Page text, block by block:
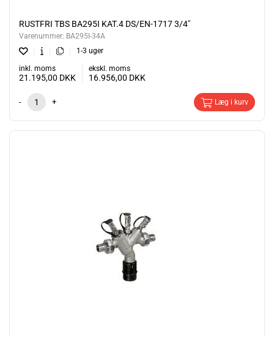
RUSTFRI TBS BA295I KAT.4 DS/EN-1717 3/4"
Varenummer: BA295I-34A
1-3 uger
inkl. moms
21.195,00 DKK
ekskl. moms
16.956,00 DKK
- + Læg i kurv